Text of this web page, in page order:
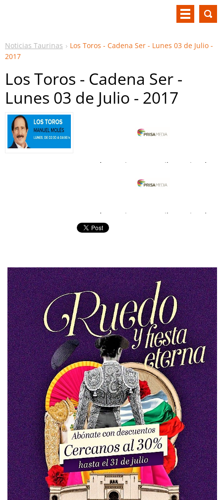
Noticias Taurinas
Los Toros - Cadena Ser - Lunes 03 de Julio -
2017
Los Toros - Cadena Ser -
Lunes 03 de Julio - 2017